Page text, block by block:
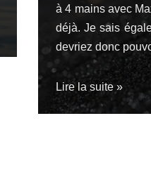
à 4 mains avec
déjà. Je sais
devriez donc
Lire la suite »